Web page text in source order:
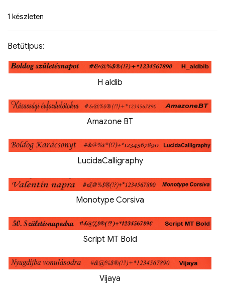
1 készleten
Betűtípus:
H aldib
Amazone BT
LucidaCalligraphy
Monotype Corsiva
Script MT Bold
Vijaya